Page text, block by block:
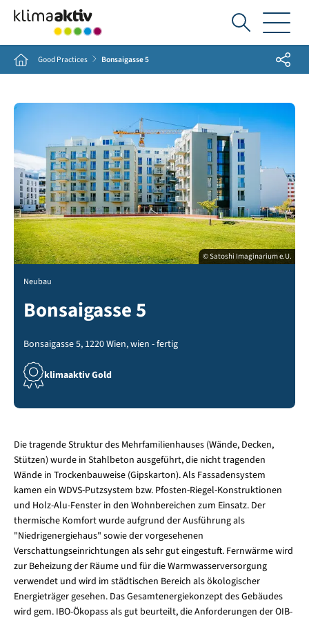
Ich
suche...
Home Good Practices Bonsaigasse 5 Share
© Satoshi Imaginarium e.U.
Neubau
Bonsaigasse 5
Bonsaigasse 5, 1220 Wien, wien - fertig
klimaaktiv Gold
Die tragende Struktur des Mehrfamilienhauses (Wände, Decken,
Stützen) wurde in Stahlbeton ausgeführt, die nicht tragenden
Wände in Trockenbauweise (Gipskarton). Als Fassadensystem
kamen ein WDVS-Putzsystem bzw. Pfosten-Riegel-Konstruktionen
und Holz-Alu-Fenster in den Wohnbereichen zum Einsatz. Der
thermische Komfort wurde aufgrund der Ausführung als
"Niedrigenergiehaus" sowie der vorgesehenen
Verschattungseinrichtungen als sehr gut eingestuft. Fernwärme wird
zur Beheizung der Räume und für die Warmwasserversorgung
verwendet und wird im städtischen Bereich als ökologischer
Energieträger gesehen. Das Gesamtenergiekonzept des Gebäudes
wird gem. IBO-Ökopass als gut beurteilt, die Anforderungen der OIB-